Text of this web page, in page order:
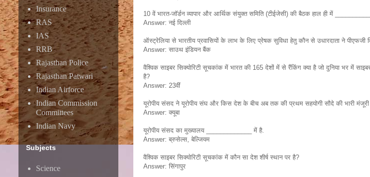
10 वें भारत-जॉर्डन व्यापार और आर्थिक संयुक्त समिति (टीईजेसी) की बैठक हाल ही में
Answer: नई दिल्ली
ऑस्ट्रेलिया से भारतीय प्रवासियों के लाभ के लिए प्रेषक सुविधा हेतु कौन से उधारदाता ने पीएफजी
Answer: साउथ इंडियन बैंक
वैश्विक साइबर सिक्योरिटी सूचकांक में भारत की 165 देशों में से रैंकिंग क्या है जो दुनिया भर में साइबर
है?
Answer: 23वीं
यूरोपीय संसद ने यूरोपीय संघ और किस देश के बीच अब तक की प्रथम सहयोगी सौदे की भारी मंजूरी
Answer: क्यूबा
यूरोपीय संसद का मुख्यालय _____________ में है.
Answer: ब्रुसेल्स, बेल्जियम
वैश्विक साइबर सिक्योरिटी सूचकांक में कौन सा देश शीर्ष स्थान पर है?
Answer: सिंगापुर
Insurance
RAS
IAS
RRB
Rajasthan Police
Rajasthan Patwari
Indian Airforce
Indian Commission
Committees
Indian Navy
Subjects
Science